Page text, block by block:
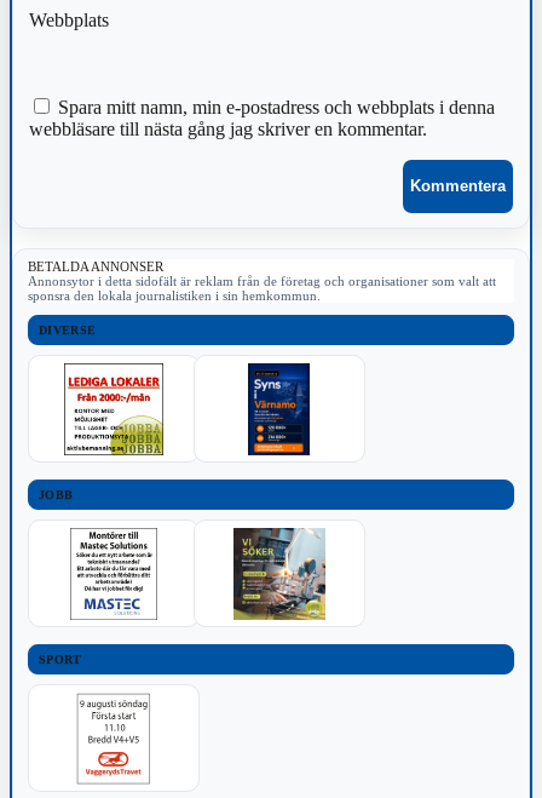
Webbplats
Spara mitt namn, min e-postadress och webbplats i denna
webbläsare till nästa gång jag skriver en kommentar.
BETALDA ANNONSER
Annonsytor i detta sidofält är reklam från de företag och organisationer som valt att
sponsra den lokala journalistiken i sin hemkommun.
DIVERSE
JOBB
SPORT